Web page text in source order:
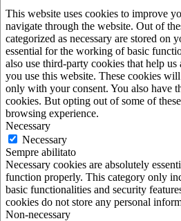
This website uses cookies to improve
navigate through the website. Out of
categorized as necessary are stored on
essential for the working of basic
also use third-party cookies that help
you use this website. These cookies
only with your consent. You also have
cookies. But opting out of some of
browsing experience.
Necessary
Necessary
Sempre abilitato
Necessary cookies are absolutely
function properly. This category only
basic functionalities and security
cookies do not store any personal
Non-necessary